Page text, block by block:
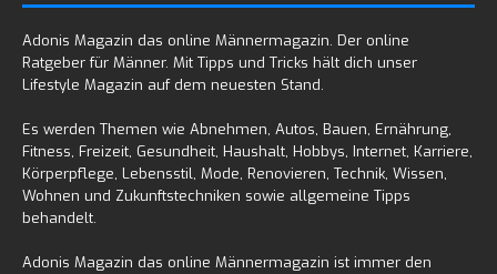
Adonis Magazin das online Männermagazin. Der online
Ratgeber für Männer. Mit Tipps und Tricks hält dich unser
Lifestyle Magazin auf dem neuesten Stand.
Es werden Themen wie Abnehmen, Autos, Bauen, Ernährung,
Fitness, Freizeit, Gesundheit, Haushalt, Hobbys, Internet, Karriere,
Körperpflege, Lebensstil, Mode, Renovieren, Technik, Wissen,
Wohnen und Zukunftstechniken sowie allgemeine Tipps
behandelt.
Adonis Magazin das online Männermagazin ist immer den